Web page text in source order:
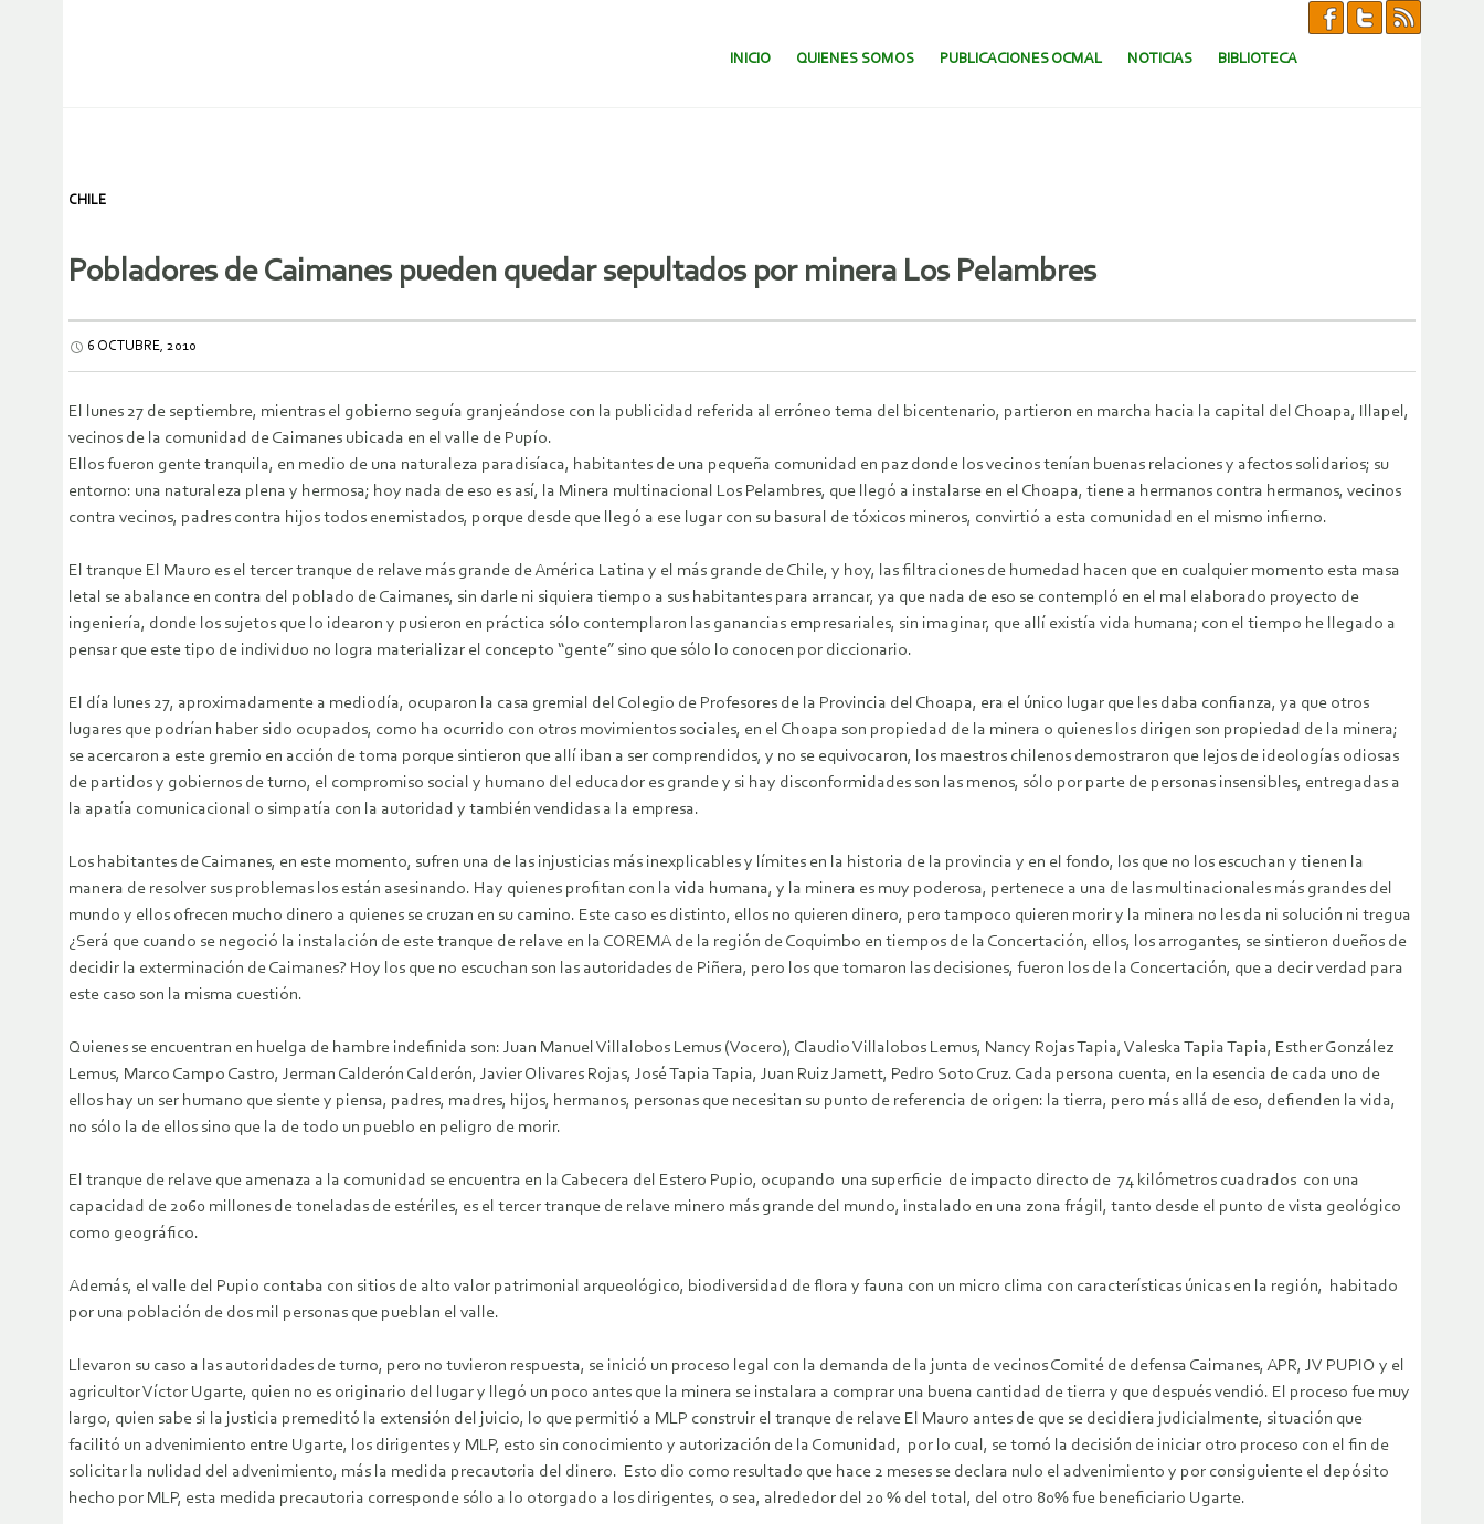
SALTAR AL CONTENIDO.
INICIO QUIENES SOMOS PUBLICACIONES OCMAL NOTICIAS BIBLIOTECA
CHILE
Pobladores de Caimanes pueden quedar sepultados por minera Los Pelambres
6 OCTUBRE, 2010
El lunes 27 de septiembre, mientras el gobierno seguía granjeándose con la publicidad referida al erróneo tema del bicentenario, partieron en marcha hacia la capital del Choapa, Illapel,
vecinos de la comunidad de Caimanes ubicada en el valle de Pupío.
Ellos fueron gente tranquila, en medio de una naturaleza paradisíaca, habitantes de una pequeña comunidad en paz donde los vecinos tenían buenas relaciones y afectos solidarios; su
entorno: una naturaleza plena y hermosa; hoy nada de eso es así, la Minera multinacional Los Pelambres, que llegó a instalarse en el Choapa, tiene a hermanos contra hermanos, vecinos
contra vecinos, padres contra hijos todos enemistados, porque desde que llegó a ese lugar con su basural de tóxicos mineros, convirtió a esta comunidad en el mismo infierno.
El tranque El Mauro es el tercer tranque de relave más grande de América Latina y el más grande de Chile, y hoy, las filtraciones de humedad hacen que en cualquier momento esta masa
letal se abalance en contra del poblado de Caimanes, sin darle ni siquiera tiempo a sus habitantes para arrancar, ya que nada de eso se contempló en el mal elaborado proyecto de
ingeniería, donde los sujetos que lo idearon y pusieron en práctica sólo contemplaron las ganancias empresariales, sin imaginar, que allí existía vida humana; con el tiempo he llegado a
pensar que este tipo de individuo no logra materializar el concepto “gente” sino que sólo lo conocen por diccionario.
El día lunes 27, aproximadamente a mediodía, ocuparon la casa gremial del Colegio de Profesores de la Provincia del Choapa, era el único lugar que les daba confianza, ya que otros
lugares que podrían haber sido ocupados, como ha ocurrido con otros movimientos sociales, en el Choapa son propiedad de la minera o quienes los dirigen son propiedad de la minera;
se acercaron a este gremio en acción de toma porque sintieron que allí iban a ser comprendidos, y no se equivocaron, los maestros chilenos demostraron que lejos de ideologías odiosas
de partidos y gobiernos de turno, el compromiso social y humano del educador es grande y si hay disconformidades son las menos, sólo por parte de personas insensibles, entregadas a
la apatía comunicacional o simpatía con la autoridad y también vendidas a la empresa.
Los habitantes de Caimanes, en este momento, sufren una de las injusticias más inexplicables y límites en la historia de la provincia y en el fondo, los que no los escuchan y tienen la
manera de resolver sus problemas los están asesinando. Hay quienes profitan con la vida humana, y la minera es muy poderosa, pertenece a una de las multinacionales más grandes del
mundo y ellos ofrecen mucho dinero a quienes se cruzan en su camino. Este caso es distinto, ellos no quieren dinero, pero tampoco quieren morir y la minera no les da ni solución ni tregua
¿Será que cuando se negoció la instalación de este tranque de relave en la COREMA de la región de Coquimbo en tiempos de la Concertación, ellos, los arrogantes, se sintieron dueños de
decidir la exterminación de Caimanes? Hoy los que no escuchan son las autoridades de Piñera, pero los que tomaron las decisiones, fueron los de la Concertación, que a decir verdad para
este caso son la misma cuestión.
Quienes se encuentran en huelga de hambre indefinida son: Juan Manuel Villalobos Lemus (Vocero), Claudio Villalobos Lemus, Nancy Rojas Tapia, Valeska Tapia Tapia, Esther González
Lemus, Marco Campo Castro, Jerman Calderón Calderón, Javier Olivares Rojas, José Tapia Tapia, Juan Ruiz Jamett, Pedro Soto Cruz. Cada persona cuenta, en la esencia de cada uno de
ellos hay un ser humano que siente y piensa, padres, madres, hijos, hermanos, personas que necesitan su punto de referencia de origen: la tierra, pero más allá de eso, defienden la vida,
no sólo la de ellos sino que la de todo un pueblo en peligro de morir.
El tranque de relave que amenaza a la comunidad se encuentra en la Cabecera del Estero Pupio, ocupando una superficie de impacto directo de 74 kilómetros cuadrados con una
capacidad de 2060 millones de toneladas de estériles, es el tercer tranque de relave minero más grande del mundo, instalado en una zona frágil, tanto desde el punto de vista geológico
como geográfico.
Además, el valle del Pupio contaba con sitios de alto valor patrimonial arqueológico, biodiversidad de flora y fauna con un micro clima con características únicas en la región, habitado
por una población de dos mil personas que pueblan el valle.
Llevaron su caso a las autoridades de turno, pero no tuvieron respuesta, se inició un proceso legal con la demanda de la junta de vecinos Comité de defensa Caimanes, APR, JV PUPIO y el
agricultor Víctor Ugarte, quien no es originario del lugar y llegó un poco antes que la minera se instalara a comprar una buena cantidad de tierra y que después vendió. El proceso fue muy
largo, quien sabe si la justicia premeditó la extensión del juicio, lo que permitió a MLP construir el tranque de relave El Mauro antes de que se decidiera judicialmente, situación que
facilitó un advenimiento entre Ugarte, los dirigentes y MLP, esto sin conocimiento y autorización de la Comunidad, por lo cual, se tomó la decisión de iniciar otro proceso con el fin de
solicitar la nulidad del advenimiento, más la medida precautoria del dinero. Esto dio como resultado que hace 2 meses se declara nulo el advenimiento y por consiguiente el depósito
hecho por MLP, esta medida precautoria corresponde sólo a lo otorgado a los dirigentes, o sea, alrededor del 20 % del total, del otro 80% fue beneficiario Ugarte.